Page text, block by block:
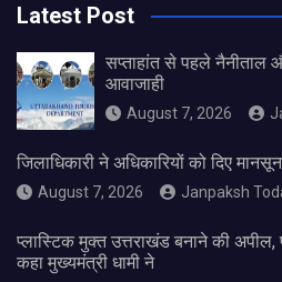
Latest Post
सप्ताहांत से पहले नैनीताल
आवाजाही
August 7, 2026
जिलाधिकारी ने अधिकारियों को दिए
August 7, 2026 Janpaksh
प्लास्टिक मुक्त उत्तराखंड बनाने की अपील,
कहा मुख्यमंत्री धामी ने